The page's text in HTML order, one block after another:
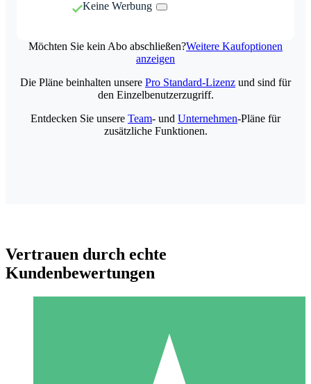
Keine Werbung
Möchten Sie kein Abo abschließen?Weitere Kaufoptionen
anzeigen
Individuelle Credit-Pakete
Die Pläne beinhalten unsere Pro Standard-Lizenz und sind für
den Einzelbenutzerzugriff.
Entdecken Sie unsere Team- und Unternehmen-Pläne für
zusätzliche Funktionen.
Vertrauen durch echte
Kundenbewertungen